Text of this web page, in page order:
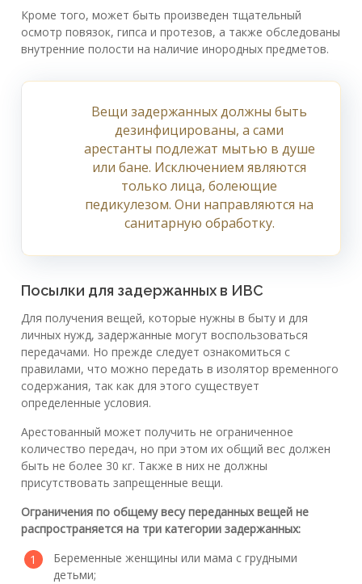
Кроме того, может быть произведен тщательный
осмотр повязок, гипса и протезов, а также обследованы
внутренние полости на наличие инородных предметов.
Вещи задержанных должны быть
дезинфицированы, а сами
арестанты подлежат мытью в душе
или бане. Исключением являются
только лица, болеющие
педикулезом. Они направляются на
санитарную обработку.
Посылки для задержанных в ИВС
Для получения вещей, которые нужны в быту и для
личных нужд, задержанные могут воспользоваться
передачами. Но прежде следует ознакомиться с
правилами, что можно передать в изолятор временного
содержания, так как для этого существует
определенные условия.
Арестованный может получить не ограниченное
количество передач, но при этом их общий вес должен
быть не более 30 кг. Также в них не должны
присутствовать запрещенные вещи.
Ограничения по общему весу переданных вещей не
распространяется на три категории задержанных:
Беременные женщины или мама с грудными
детьми;